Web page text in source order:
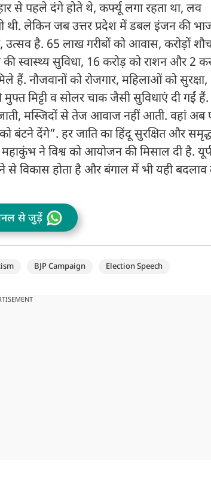
से पहले दंगे होते थे, कर्फ्यू लगा रहता था, लव
लेकिन जब उत्तर प्रदेश में डबल इंजन की
है. 65 लाख गरीबों को आवास, करोड़ों
स्वास्थ्य सुविधा, 16 करोड़ को राशन और 2
हैं. नौजवानों को रोजगार, महिलाओं को सुरक्षा,
मिट्टी व सोलर चाक जैसी सुविधाएं दी गईं
मस्जिदों से तेज आवाज नहीं आती. वहां अब
बंटने देंगे”. हर जाति का हिंदू सुरक्षित और
ने विश्व को आयोजन की मिसाल दी है.
विकास होता है और बंगाल में भी यही बदलाव
से जुड़ें
BJP Campaign
Election Speech